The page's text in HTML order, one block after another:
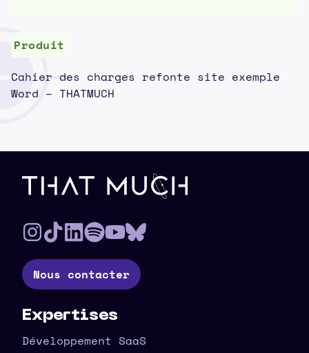
Produit
Cahier des charges refonte site exemple
Word – THATMUCH
Pied de page
Nous contacter
Expertises
Développement SaaS